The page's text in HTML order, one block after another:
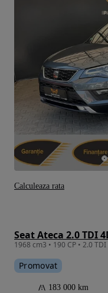
Seat Ateca 2.0 TDI
Promovat
183 000 km
Calculeaza rata